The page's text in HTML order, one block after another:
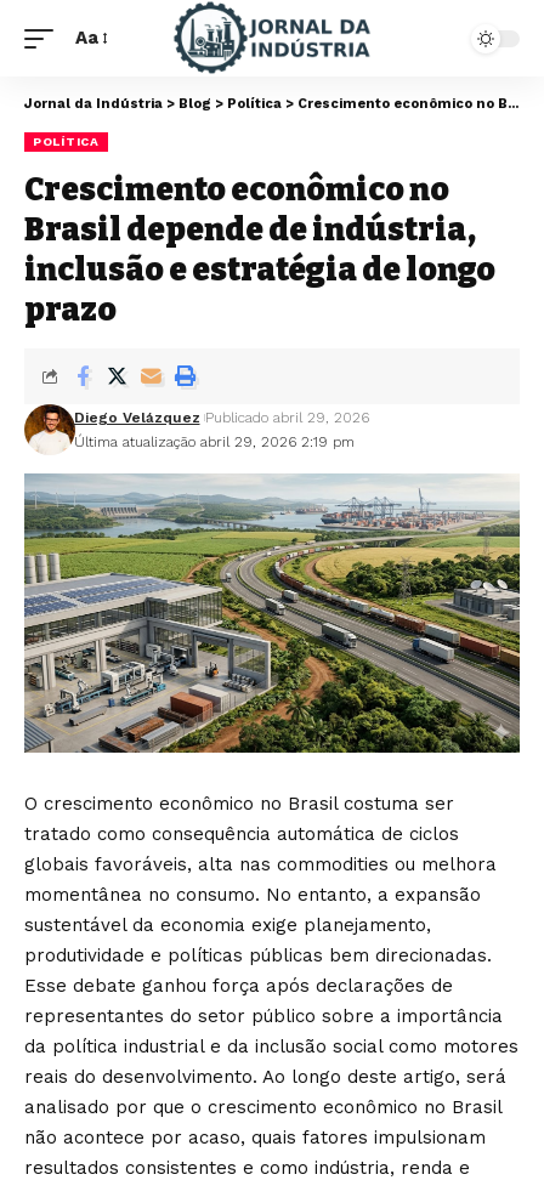
Aa
Jornal da Indústria > Blog > Política > Crescimento econômico no Brasil depende de indústria, inclusão e estratégia de longo prazo
POLÍTICA
Crescimento econômico no
Brasil depende de indústria,
inclusão e estratégia de longo
prazo
Última atualização abril 29, 2026 2:19 pm
Diego Velázquez Publicado abril 29, 2026
O crescimento econômico no Brasil costuma ser
tratado como consequência automática de ciclos
globais favoráveis, alta nas commodities ou melhora
momentânea no consumo. No entanto, a expansão
sustentável da economia exige planejamento,
produtividade e políticas públicas bem direcionadas.
Esse debate ganhou força após declarações de
representantes do setor público sobre a importância
da política industrial e da inclusão social como motores
reais do desenvolvimento. Ao longo deste artigo, será
analisado por que o crescimento econômico no Brasil
não acontece por acaso, quais fatores impulsionam
resultados consistentes e como indústria, renda e